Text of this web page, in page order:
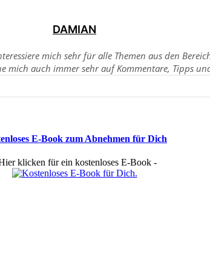
DAMIAN
mich sehr für alle Themen aus den
auch immer sehr auf Kommentare, Tipps
E-Book zum Abnehmen für Dich
klicken für ein kostenloses E-Book -